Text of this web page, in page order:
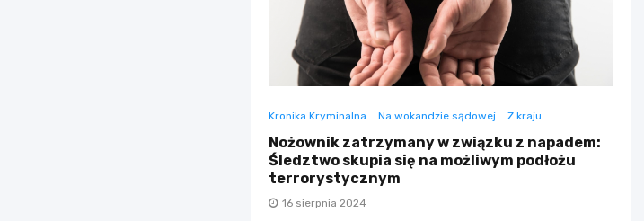
Kronika Kryminalna Na wokandzie sądowej Z kraju
Nożownik zatrzymany w związku z napadem:
Śledztwo skupia się na możliwym podłożu
terrorystycznym
16 sierpnia 2024